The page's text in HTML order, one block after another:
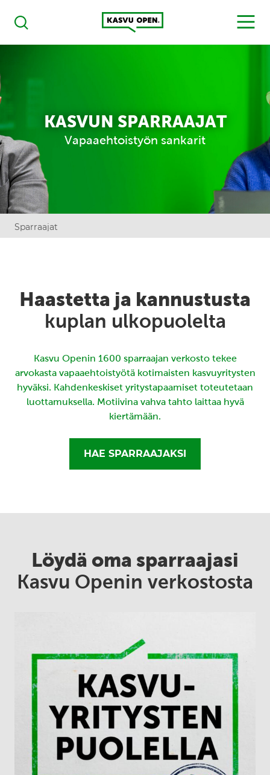
Haku
Kasvu Open
MENU
KASVUN SPARRAAJAT
Vapaaehtoistyön sankarit
Sparraajat
Haastetta ja kannustusta
kuplan ulkopuolelta
Kasvu Openin 1600 sparraajan verkosto tekee
arvokasta vapaaehtoistyötä kotimaisten kasvuyritysten
hyväksi. Kahdenkeskiset yritystapaamiset toteutetaan
luottamuksella. Motiivina vahva tahto laittaa hyvä
kiertämään.
HAE SPARRAAJAKSI
Löydä oma sparraajasi
Kasvu Openin verkostosta